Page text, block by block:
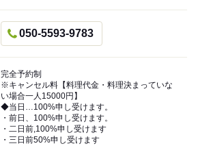
050-5593-9783
完全予約制
※キャンセル料【料理代金・料理決まっていな
い場合一人15000円】
◆当日…100%申し受けます。
・前日、100%申し受けます。
・二日前,100%申し受けます
・三日前50%申し受けます